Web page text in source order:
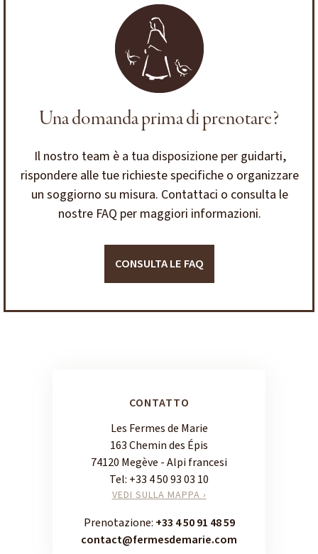
Una domanda prima di prenotare?
Il nostro team è a tua disposizione per guidarti,
rispondere alle tue richieste specifiche o organizzare
un soggiorno su misura. Contattaci o consulta le
nostre FAQ per maggiori informazioni.
CONSULTA LE FAQ
CONTATTO
Les Fermes de Marie
163 Chemin des Épis
74120 Megève - Alpi francesi
Tel: +33 4 50 93 03 10
VEDI SULLA MAPPA ›
Prenotazione: +33 4 50 91 48 59
contact@fermesdemarie.com